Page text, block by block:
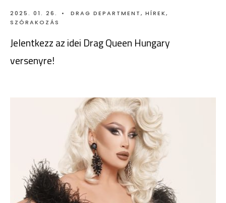
2025. 01. 26. • DRAG DEPARTMENT, HÍREK,
SZÓRAKOZÁS
Jelentkezz az idei Drag Queen Hungary
versenyre!